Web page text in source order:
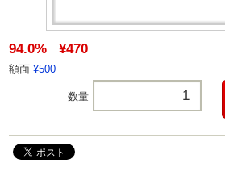
94.0% ¥470
額面 ¥500
数量